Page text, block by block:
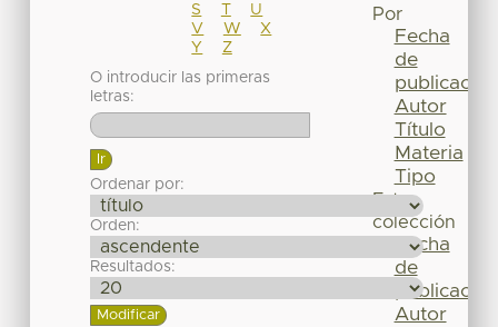
S
T
U
V
W
X
Y
Z
O introducir las primeras
letras:
Ordenar por:
Orden:
Resultados:
Por
Fecha
de
publicación
Autor
Título
Materia
Tipo
Esta
colección
Fecha
de
publicación
Autor